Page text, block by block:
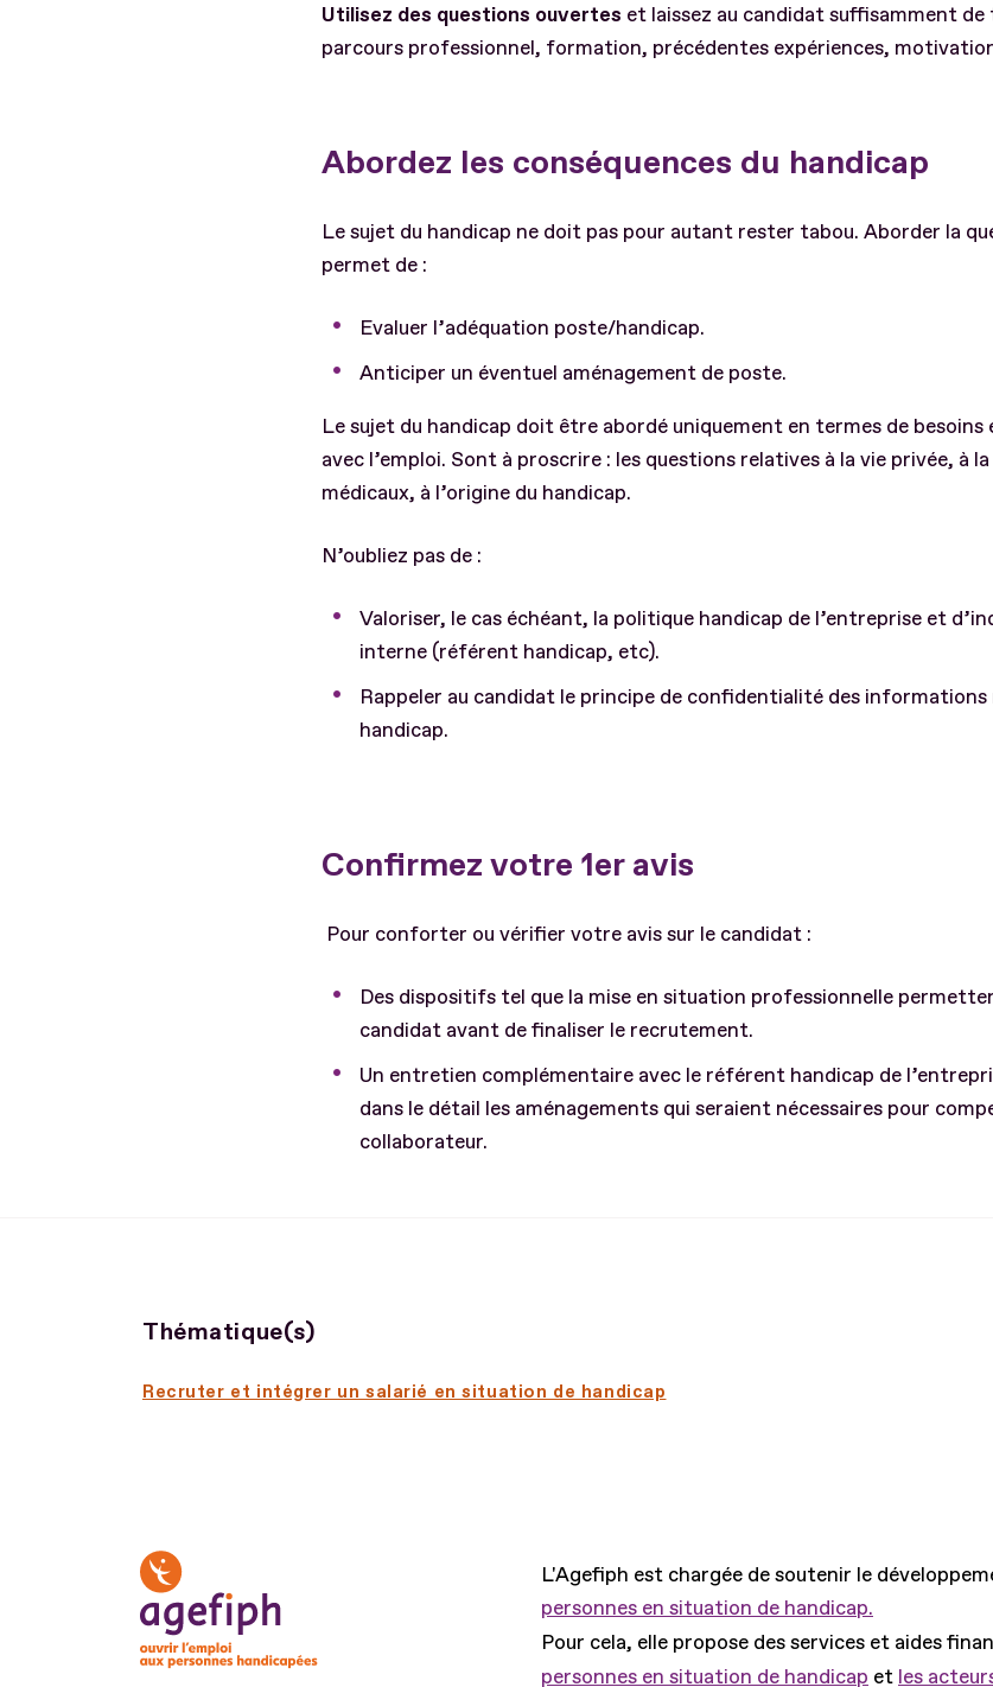
Utilisez des questions ouvertes et laissez au candidat suffisamment
parcours professionnel, formation, précédentes expériences,
Abordez les conséquences du handicap
Le sujet du handicap ne doit pas pour autant rester tabou. Aborder la
permet de :
Evaluer l’adéquation poste/handicap.
Anticiper un éventuel aménagement de poste.
Le sujet du handicap doit être abordé uniquement en termes de
avec l’emploi. Sont à proscrire : les questions relatives à la vie privée, à
médicaux, à l’origine du handicap.
N’oubliez pas de :
Valoriser, le cas échéant, la politique handicap de l’entreprise et
interne (référent handicap, etc).
Rappeler au candidat le principe de confidentialité des informations
handicap.
Confirmez votre 1er avis
Pour conforter ou vérifier votre avis sur le candidat :
Des dispositifs tel que la mise en situation professionnelle
candidat avant de finaliser le recrutement.
Un entretien complémentaire avec le référent handicap de
dans le détail les aménagements qui seraient nécessaires pour
collaborateur.
Thématique(s)
Recruter et intégrer un salarié en situation de handicap
L'Agefiph est chargée de soutenir le
personnes en situation de handicap.
Pour cela, elle propose des services et aides
personnes en situation de handicap et les